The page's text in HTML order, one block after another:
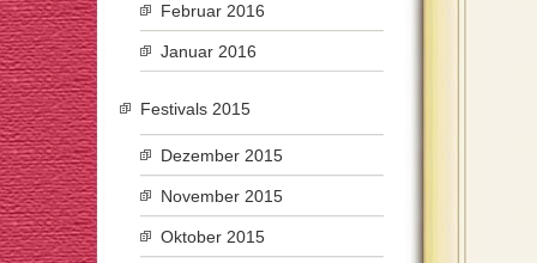
Februar 2016
Januar 2016
Festivals 2015
Dezember 2015
November 2015
Oktober 2015